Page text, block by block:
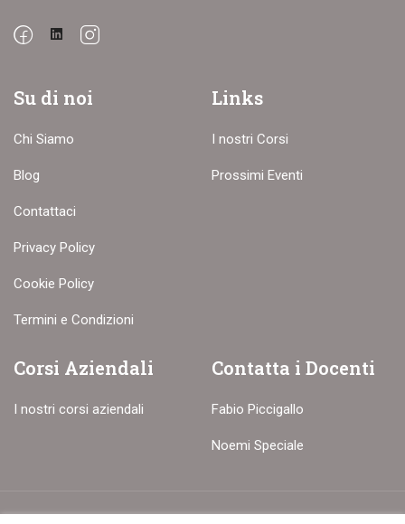
Su di noi
Chi Siamo
Blog
Contattaci
Privacy Policy
Cookie Policy
Termini e Condizioni
Links
I nostri Corsi
Prossimi Eventi
Corsi Aziendali
I nostri corsi aziendali
Contatta i Docenti
Fabio Piccigallo
Noemi Speciale